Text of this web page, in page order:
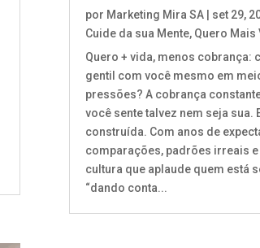
por Marketing Mira SA| set 29,
Cuide da sua Mente, Quero Mais
Quero + vida, menos cobrança:
gentil com você mesmo em
pressões? A cobrança
você sente talvez nem seja sua.
construída. Com anos de
comparações, padrões irreais e
cultura que aplaude quem está
“dando conta...